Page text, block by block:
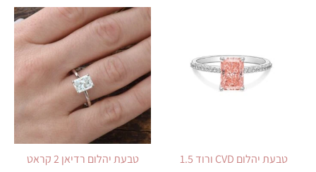
טבעת יהלום CVD ורוד 1.5
טבעת יהלום רדיאן 2 קראט